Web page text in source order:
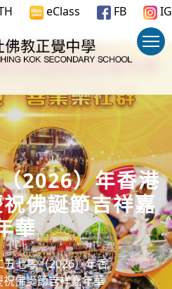
eClass FB IG
2026）年香港
佛誕節吉祥嘉
華
五七零（2026）年香
佛誕節吉祥嘉年華